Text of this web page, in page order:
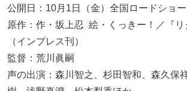
公開日：10月1日（金）全国ロードショー
原作：作・坂上忍 絵・くっきー！／『リ
（インプレス刊）
監督：荒川眞嗣
声の出演：森川智之、杉田智和、森久保